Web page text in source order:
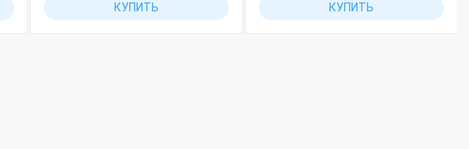
КУПИТЬ КУПИТЬ